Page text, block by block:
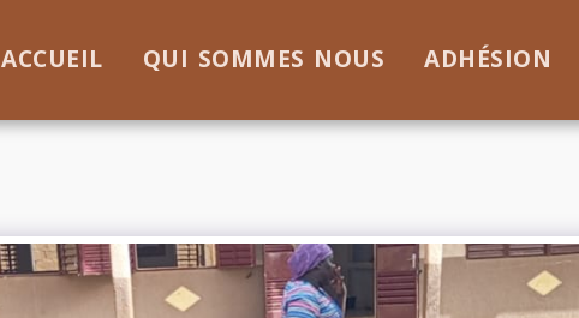
ACCUEIL QUI SOMMES NOUS ADHÉSION